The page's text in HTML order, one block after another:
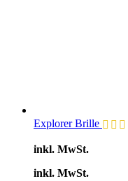
Explorer Brille
inkl. MwSt.
inkl. MwSt.